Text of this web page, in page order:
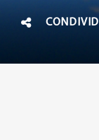
CONDIVIDI